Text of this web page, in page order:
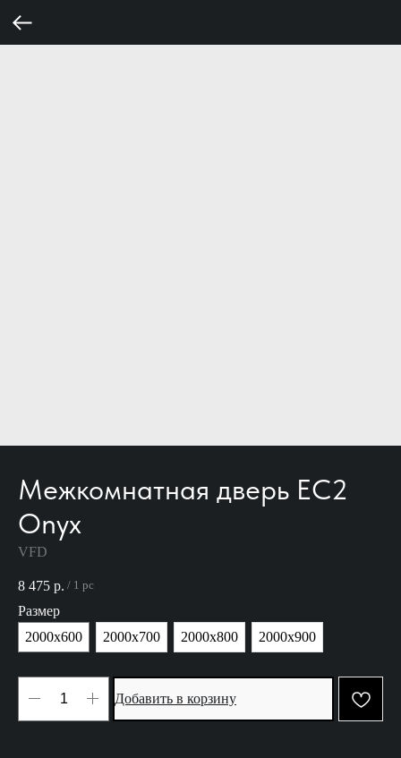
Межкомнатная дверь EC2
Onyx
VFD
8 475 р. / 1 pc
Размер
2000х600
2000х700 2000х800 2000х900
Добавить в корзину